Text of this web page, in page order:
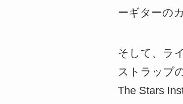
ーギターの
そして、ラ
ストラップ
The Stars